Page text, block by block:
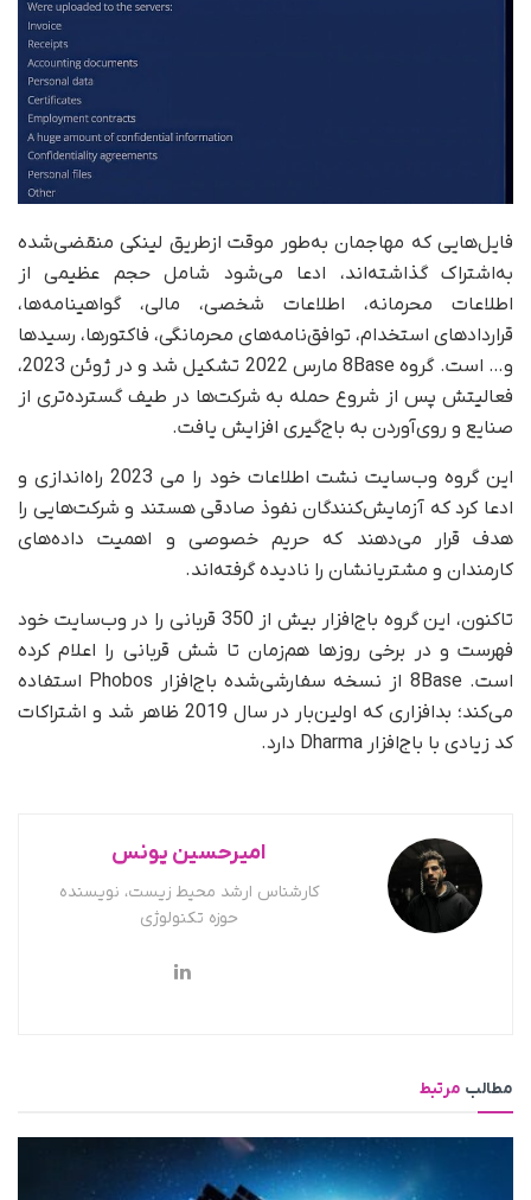
فایل‌هایی که مهاجمان به‌طور موقت از‌طریق لینکی منقضی‌شده
به‌اشتراک گذاشته‌اند، ادعا می‌شود شامل حجم عظیمی از
اطلاعات محرمانه، اطلاعات شخصی، مالی، گواهینامه‌ها،
قراردادهای استخدام، توافق‌نامه‌های محرمانگی، فاکتورها، رسیدها
و… است. گروه 8Base مارس 2022 تشکیل شد و در ژوئن 2023،
فعالیتش پس از شروع حمله به شرکت‌ها در طیف گسترده‌تری از
صنایع و روی‌آوردن به باج‌گیری افزایش یافت.
این گروه وب‌سایت نشت اطلاعات خود را می 2023 راه‌اندازی و
ادعا کرد که آزمایش‌کنندگان نفوذ صادقی هستند و شرکت‌هایی را
هدف قرار می‌دهند که حریم خصوصی و اهمیت داده‌های
کارمندان و مشتریانشان را نادیده گرفته‌اند.
تاکنون، این گروه باج‌افزار بیش از 350 قربانی را در وب‌سایت خود
فهرست و در برخی روزها هم‌زمان تا شش قربانی را اعلام کرده
است. 8Base از نسخه سفارشی‌شده باج‌افزار Phobos استفاده
می‌کند؛ بدافزاری که اولین‌بار در سال 2019 ظاهر شد و اشتراکات
کد زیادی با باج‌افزار Dharma دارد.
امیرحسین یونس
کارشناس ارشد محیط زیست، نویسنده
حوزه تکنولوژی
مطالب مرتبط